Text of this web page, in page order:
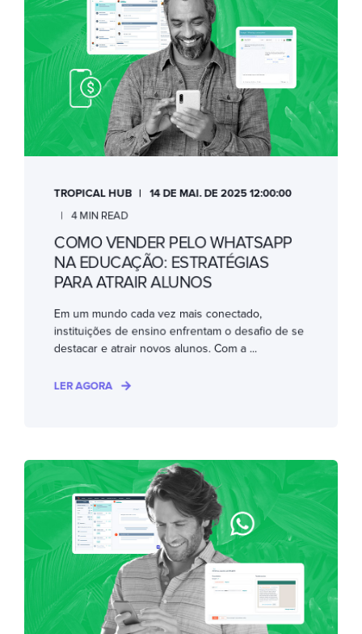
TROPICAL HUB 14 DE MAI. DE 2025 12:00:00
4 MIN READ
COMO VENDER PELO WHATSAPP
NA EDUCAÇÃO: ESTRATÉGIAS
PARA ATRAIR ALUNOS
Em um mundo cada vez mais conectado,
instituições de ensino enfrentam o desafio de se
destacar e atrair novos alunos. Com a ...
LER AGORA